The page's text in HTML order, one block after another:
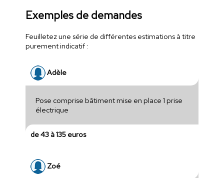
Exemples de demandes
Feuilletez une série de différentes estimations à titre
purement indicatif :
Adèle
Pose comprise bâtiment mise en place 1 prise
électrique
de 43 à 135 euros
Zoé